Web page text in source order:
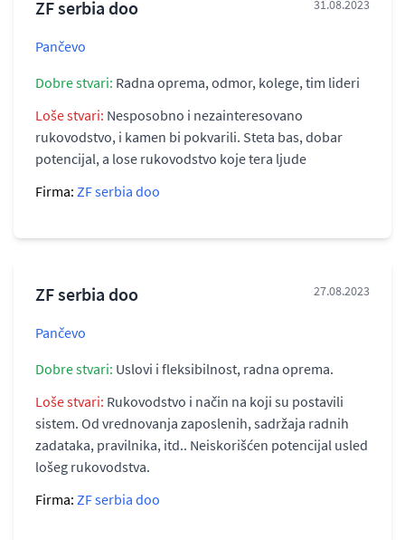
ZF serbia doo 31.08.2023
Pančevo
Dobre stvari: Radna oprema, odmor, kolege, tim lideri
Loše stvari: Nesposobno i nezainteresovano
rukovodstvo, i kamen bi pokvarili. Steta bas, dobar
potencijal, a lose rukovodstvo koje tera ljude
Firma: ZF serbia doo
ZF serbia doo 27.08.2023
Pančevo
Dobre stvari: Uslovi i fleksibilnost, radna oprema.
Loše stvari: Rukovodstvo i način na koji su postavili
sistem. Od vrednovanja zaposlenih, sadržaja radnih
zadataka, pravilnika, itd.. Neiskorišćen potencijal usled
lošeg rukovodstva.
Firma: ZF serbia doo